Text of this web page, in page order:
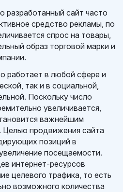
разработанный сайт часто
средство рекламы, по
спрос на товары,
образ торговой марки и
работает в любой сфере и
так и в социальной,
Поскольку число
увеличивается,
важнейшим
Целью продвижения сайта
позиций в
посещаемости.
интернет-ресурсов
целевого трафика, то есть
возможного количества